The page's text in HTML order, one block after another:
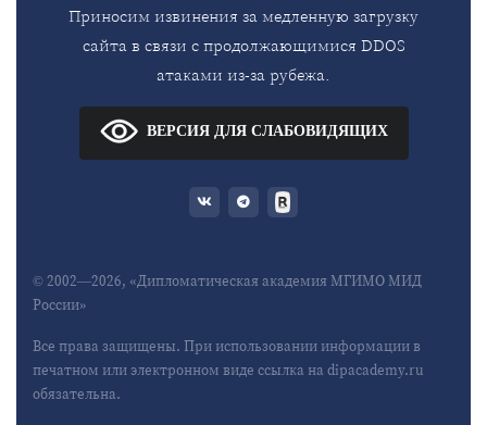
Приносим извинения за медленную загрузку
сайта в связи с продолжающимися DDOS
атаками из-за рубежа.
ВЕРСИЯ ДЛЯ СЛАБОВИДЯЩИХ
© 2002—2026, «Дипломатическая академия МГИМО МИД
России»
Все права защищены. При использовании информации в
печатном или электронном виде ссылка на dipacademy.ru
обязательна.